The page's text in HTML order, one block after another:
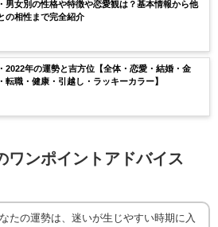
男女別の性格や特徴や恋愛観は？基本情報から他
の相性まで完全紹介
2022年の運勢と吉方位【全体・恋愛・結婚・金
転職・健康・引越し・ラッキーカラー】
ワンポイントアドバイス
たの運勢は、迷いが生じやすい時期に入